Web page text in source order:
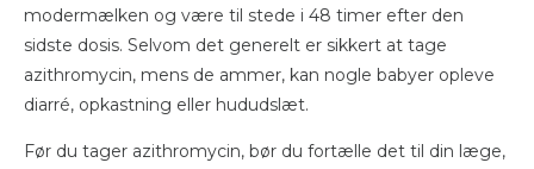
modermælken og være til stede i 48 timer efter den
sidste dosis. Selvom det generelt er sikkert at tage
azithromycin, mens de ammer, kan nogle babyer opleve
diarré, opkastning eller hududslæt.
Før du tager azithromycin, bør du fortælle det til din læge,